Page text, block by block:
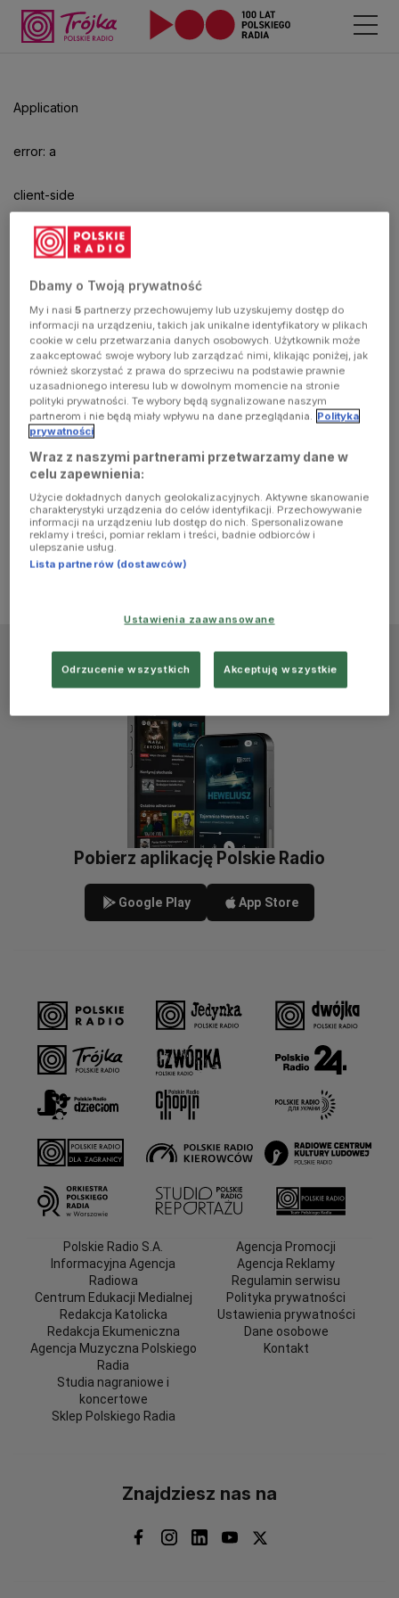
Application
error: a
client-side
exception
has
occurred
(see the
browser
console for
more
information)
aby
odtwarzać.
Pobierz aplikację Polskie Radio
Google Play App Store
Polskie Radio S.A.
Informacyjna Agencja
Radiowa
Centrum Edukacji Medialnej
Redakcja Katolicka
Redakcja Ekumeniczna
Agencja Muzyczna Polskiego
Radia
Studia nagraniowe i
koncertowe
Sklep Polskiego Radia
Agencja Promocji
Agencja Reklamy
Regulamin serwisu
Polityka prywatności
Ustawienia prywatności
Dane osobowe
Kontakt
Znajdziesz nas na
Dbamy o Twoją prywatność
My i nasi5 partnerzy przechowujemy lub uzyskujemy dostęp do
informacji na urządzeniu, takich jak unikalne identyfikatory w plikach
cookie w celu przetwarzania danych osobowych. Użytkownik może
zaakceptować swoje wybory lub zarządzać nimi, klikając poniżej, jak
również skorzystać z prawa do sprzeciwu na podstawie prawnie
uzasadnionego interesu lub w dowolnym momencie na stronie
polityki prywatności. Te wybory będą sygnalizowane naszym
partnerom i nie będą miały wpływu na dane przeglądania. Polityka
prywatności
Wraz z naszymi partnerami przetwarzamy dane w
celu zapewnienia:
Użycie dokładnych danych geolokalizacyjnych. Aktywne skanowanie
charakterystyki urządzenia do celów identyfikacji. Przechowywanie
informacji na urządzeniu lub dostęp do nich. Spersonalizowane
reklamy i treści, pomiar reklam i treści, badnie odbiorców i
ulepszanie usług.
Lista partnerów (dostawców)
Ustawienia zaawansowane
Odrzucenie wszystkich Akceptuję wszystkie